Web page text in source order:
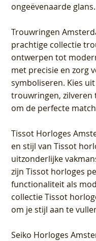
ongeëvenaarde glans.
Trouwringen
prachtige collectie
ontwerpen tot
met precisie en zorg
symboliseren. Kies
trouwringen,
om de perfecte
Tissot Horloges
en stijl van Tissot
uitzonderlijke
zijn Tissot horloges
functionaliteit als
collectie Tissot
om je stijl aan te
Seiko Horloges